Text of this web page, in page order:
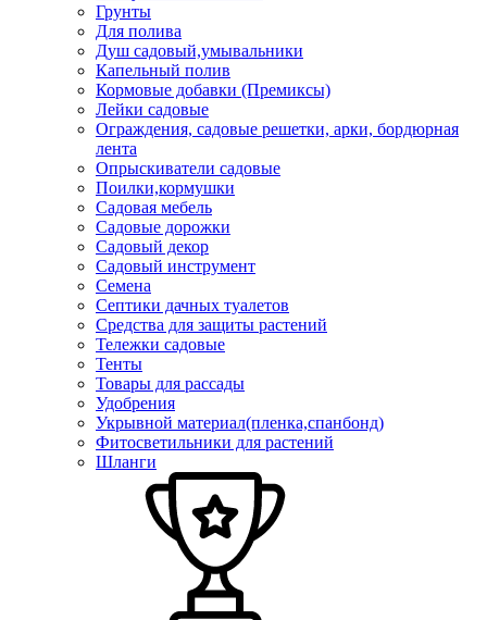
Грунты
Для полива
Душ садовый,умывальники
Капельный полив
Кормовые добавки (Премиксы)
Лейки садовые
Ограждения, садовые решетки, арки, бордюрная
лента
Опрыскиватели садовые
Поилки,кормушки
Садовая мебель
Садовые дорожки
Садовый декор
Садовый инструмент
Семена
Септики дачных туалетов
Средства для защиты растений
Тележки садовые
Тенты
Товары для рассады
Удобрения
Укрывной материал(пленка,спанбонд)
Фитосветильники для растений
Шланги